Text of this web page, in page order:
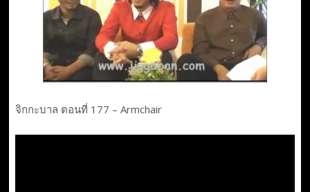
จิกกะบาล ตอนที่ 177 – Armchair